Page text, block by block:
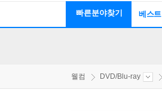
빠른분야찾기 베스트
웰컴 DVD/Blu-ray